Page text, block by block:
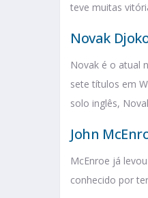
teve muitas
Novak
Novak é o atual
sete títulos em
solo inglês,
John
McEnroe já
conhecido por